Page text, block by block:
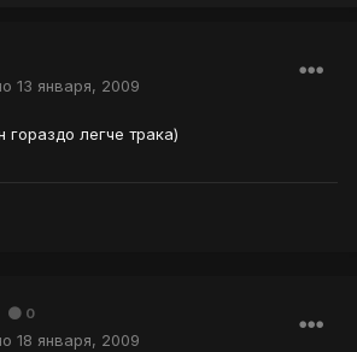
13 января, 2009
легче трака)
0
18 января, 2009